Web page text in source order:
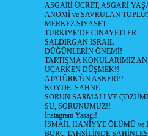
ASGARİ ÜCRET, ASGARİ
ANOMİ ve SAVRULAN
MERKEZ SİYASET
TÜRKİYE’DE CİNAYETLER
SALDIRGAN İSRAİL
DÜĞÜNLERİN ÖNEMİ!
TARTIŞMA KONULARIMIZ
UÇARKEN DÜŞMEK!!
ATATÜRK'ÜN ASKERİ!!
KÖYDE, SAHNE
SORUN SARMALI VE
SU, SORUNUMUZ!!
İnstagram Yasagı!
İSMAİL HANİYYE ÖLÜMÜ ve
BORÇ TAHSİLİNDE